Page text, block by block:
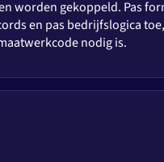
worden gekoppeld. Pas
en pas bedrijfslogica toe,
nodig is.